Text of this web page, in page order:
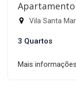
Apartamento
Vila Santa
3 Quartos
Mais informações